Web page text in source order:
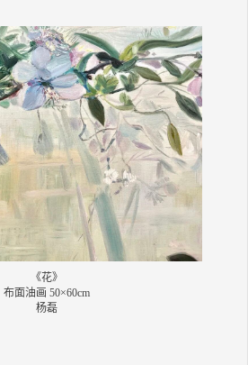
《花》
布面油画 50×60cm
杨磊